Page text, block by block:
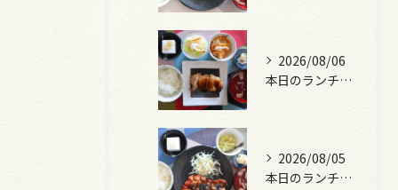
2026/08/06
本日のランチは、照焼きチキン！
2026/08/05
本日のランチは、ロース豚カツ梅はさみ！